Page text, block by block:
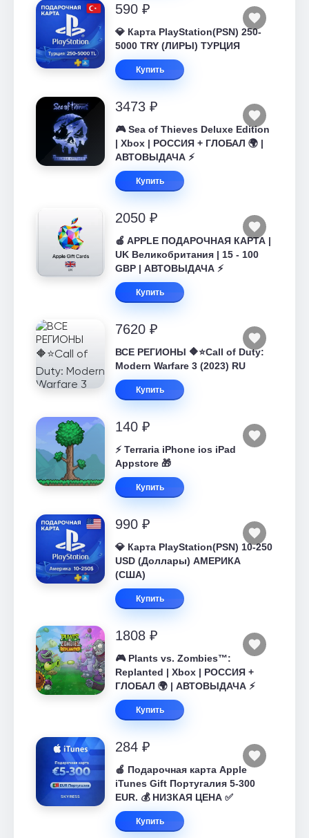
590 ₽
💎 Карта PlayStation(PSN) 250-
5000 TRY (ЛИРЫ) ТУРЦИЯ
Купить
3473 ₽
🎮 Sea of Thieves Deluxe Edition
| Xbox | РОССИЯ + ГЛОБАЛ 🌍 |
АВТОВЫДАЧА ⚡
Купить
2050 ₽
🍎 APPLE ПОДАРОЧНАЯ КАРТА |
UK Великобритания | 15 - 100
GBP | АВТОВЫДАЧА ⚡️
Купить
7620 ₽
ВСЕ РЕГИОНЫ 🔶⭐Call of Duty:
Modern Warfare 3 (2023) RU
Купить
140 ₽
⚡️ Terraria iPhone ios iPad
Appstore 🎁
Купить
990 ₽
💎 Карта PlayStation(PSN) 10-250
USD (Доллары) АМЕРИКА
(США)
Купить
1808 ₽
🎮 Plants vs. Zombies™:
Replanted | Xbox | РОССИЯ +
ГЛОБАЛ 🌍 | АВТОВЫДАЧА ⚡
Купить
284 ₽
🍎 Подарочная карта Apple
iTunes Gift Португалия 5-300
EUR. 💰 НИЗКАЯ ЦЕНА ✅
Купить